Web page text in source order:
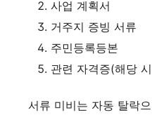
사업 계획서
거주지 증빙 서류
주민등록등본
관련 자격증(해당
서류 미비는 자동 탈락